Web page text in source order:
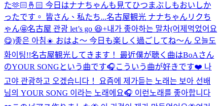
た🫶🏻🤞🏻 今日はナナちゃんも見てひつまぶしもおいしか
ったです。 皆さん、私たち...名古屋観光 ナナちゃんリクち
ゃん🤩名古屋 관광 let’s go 😆+내가 좋아하는 말차(어제먹었어요
😋)좋은 아침☀️ おはよ〜 今日も楽しく過ごしてね〜ん 오늘도
화이팅!!名古屋観光してきます！ 最近僕が聴く曲はBoAさん
のYOUR SONGという曲です🎧こういう曲が好きです❤️ 나
고야 관광하고 오겠습니다！ 요즘에 제가듣는 노래는 보아 선배
님의 YOUR SONG 이라는 노래에요🎧 이런노래를 좋아합니다